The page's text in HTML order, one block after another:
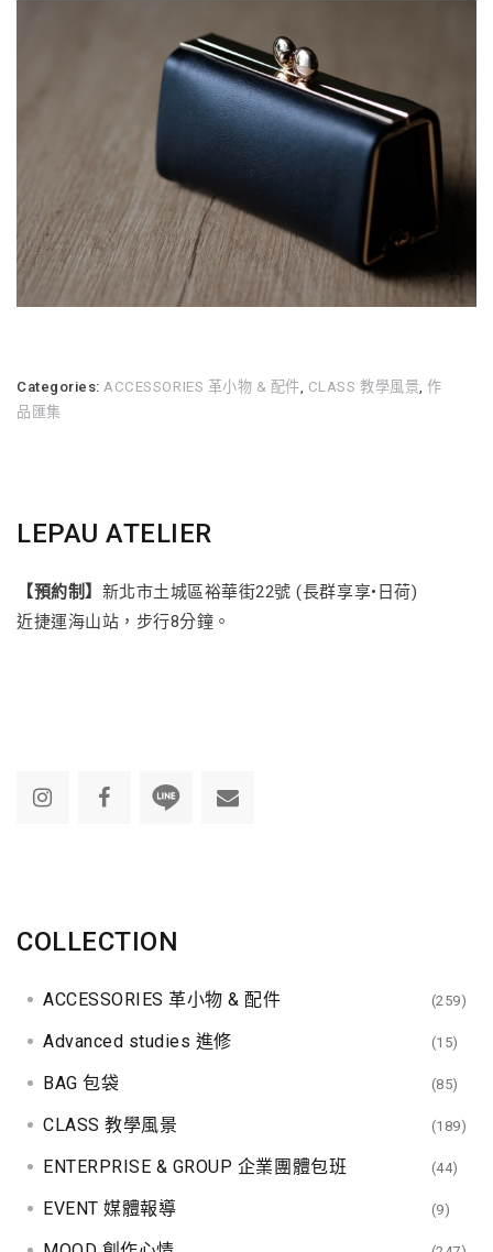
Categories:ACCESSORIES 革小物 & 配件, CLASS 教學風景,作
品匯集
LEPAU ATELIER
【預約制】 新北市土城區裕華街22號 (長群享享•日荷)
近捷運海山站，步行8分鐘。
COLLECTION
ACCESSORIES 革小物 & 配件 (259)
Advanced studies 進修 (15)
BAG 包袋 (85)
CLASS 教學風景 (189)
ENTERPRISE & GROUP 企業團體包班 (44)
EVENT 媒體報導 (9)